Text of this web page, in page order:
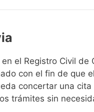
el Registro Civil de
con el fin de que el
concertar una cita
trámites sin